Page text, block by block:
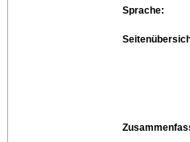
Sprache: